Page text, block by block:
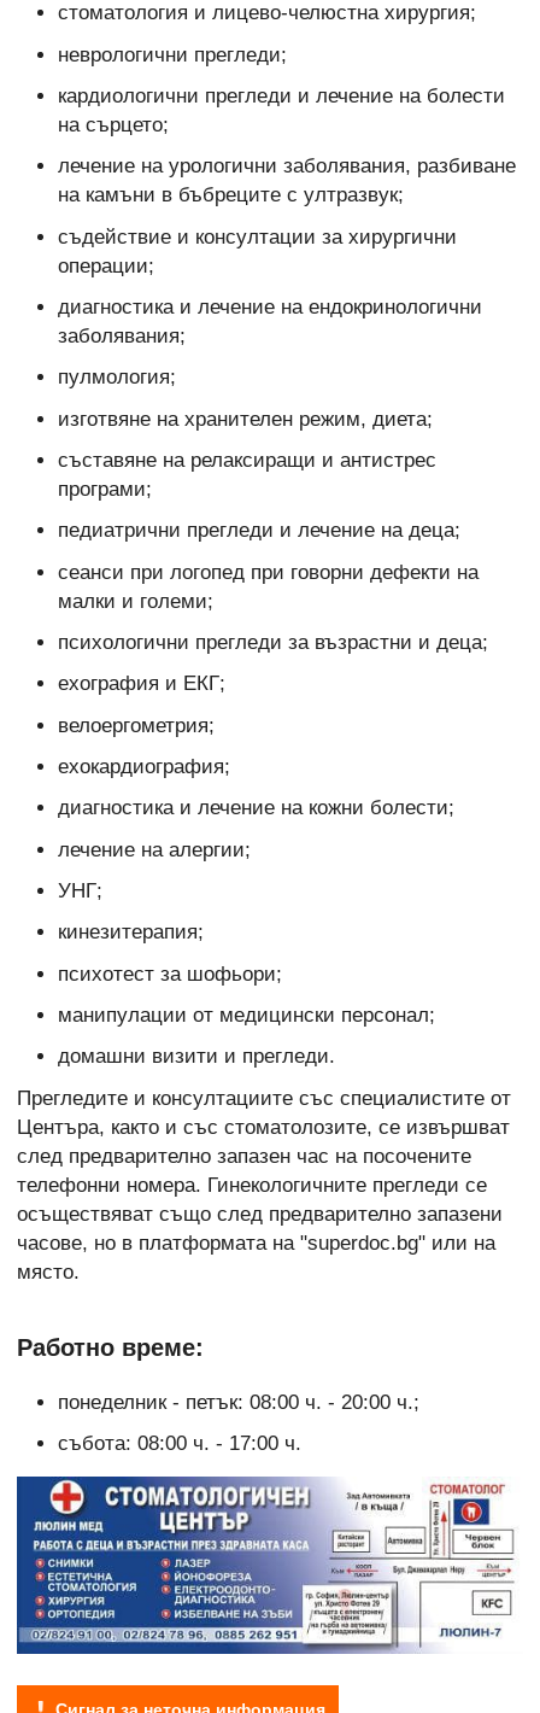
стоматология и лицево-челюстна хирургия;
неврологични прегледи;
кардиологични прегледи и лечение на болести
на сърцето;
лечение на урологични заболявания, разбиване
на камъни в бъбреците с ултразвук;
съдействие и консултации за хирургични
операции;
диагностика и лечение на ендокринологични
заболявания;
пулмология;
изготвяне на хранителен режим, диета;
съставяне на релаксиращи и антистрес
програми;
педиатрични прегледи и лечение на деца;
сеанси при логопед при говорни дефекти на
малки и големи;
психологични прегледи за възрастни и деца;
ехография и ЕКГ;
велоергометрия;
ехокардиография;
диагностика и лечение на кожни болести;
лечение на алергии;
УНГ;
кинезитерапия;
психотест за шофьори;
манипулации от медицински персонал;
домашни визити и прегледи.
Прегледите и консултациите със специалистите от
Центъра, както и със стоматолозите, се извършват
след предварително запазен час на посочените
телефонни номера. Гинекологичните прегледи се
осъществяват също след предварително запазени
часове, но в платформата на "superdoc.bg" или на
място.
Работно време:
понеделник - петък: 08:00 ч. - 20:00 ч.;
събота: 08:00 ч. - 17:00 ч.